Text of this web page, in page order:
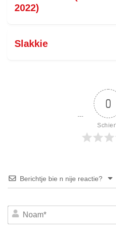
2022)
Slakkie
0
Berichtje bie n nije reactie?